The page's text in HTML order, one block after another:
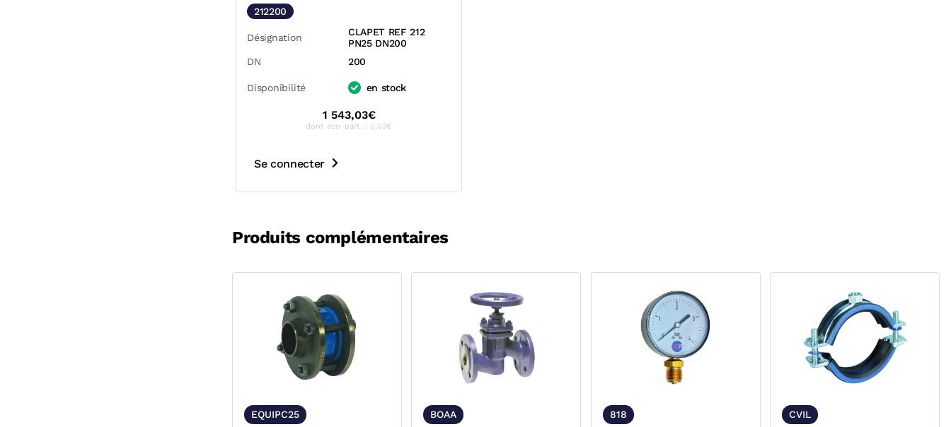
212200
Désignation
CLAPET REF 212
PN25 DN200
DN
200
Disponibilité en stock
1 543,03€
dont éco-part. : 0,03€
Se connecter
Produits complémentaires
EQUIPC25 BOAA 818 CVIL